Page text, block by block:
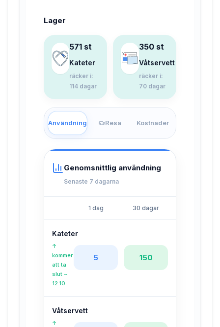
Lager
571 st
Kateter
räcker i:
114 dagar
350 st
Våtservett
räcker i:
70 dagar
Användning Resa Kostnader
Genomsnittlig användning
Senaste 7 dagarna
1 dag 30 dagar
Kateter
↑
kommer
att ta
slut ~
12.10
5 150
Våtservett
↑